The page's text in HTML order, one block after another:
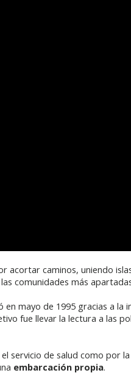
acortar caminos, uniendo
comunidades más
en mayo de 1995 gracias a la
fue llevar la lectura a las
servicio de salud como por
embarcación propia.